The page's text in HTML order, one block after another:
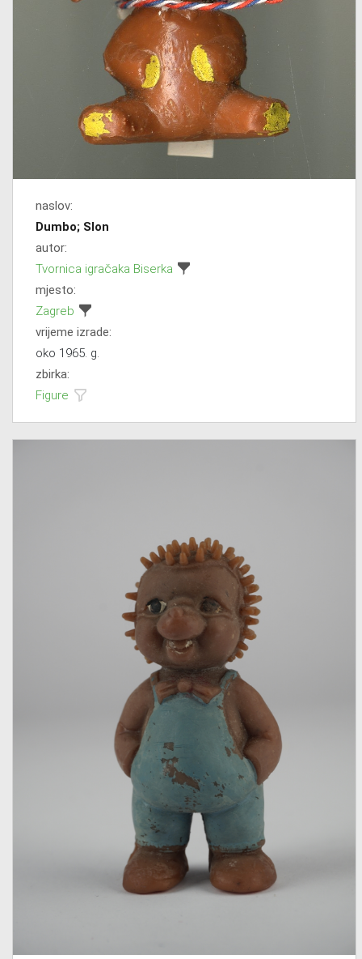
naslov:
Dumbo; Slon
autor:
Tvornica igračaka Biserka
mjesto:
Zagreb
vrijeme izrade:
oko 1965. g.
zbirka:
Figure